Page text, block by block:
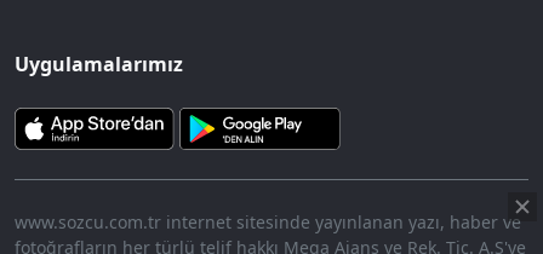
Uygulamalarımız
www.sozcu.com.tr internet sitesinde yayınlanan yazı, haber ve
fotoğrafların her türlü telif hakkı Mega Ajans ve Rek. Tic. A.Ş'ye